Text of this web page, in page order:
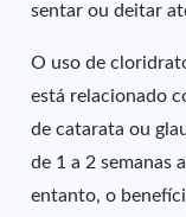
sentar ou deitar
O uso de
está relacionado
de catarata ou
de 1 a 2 semanas
entanto, o